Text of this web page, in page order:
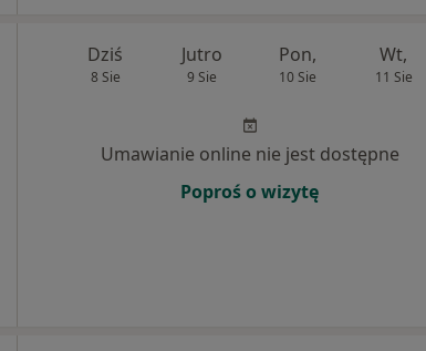
Dziś
8 Sie
Jutro
9 Sie
Pon,
10 Sie
Wt,
11 Sie
Umawianie online nie jest dostępne
Poproś o wizytę